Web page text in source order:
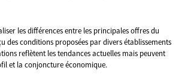
les différences entre les principales offres du
des conditions proposées par divers établissements
reflètent les tendances actuelles mais peuvent
et la conjoncture économique.